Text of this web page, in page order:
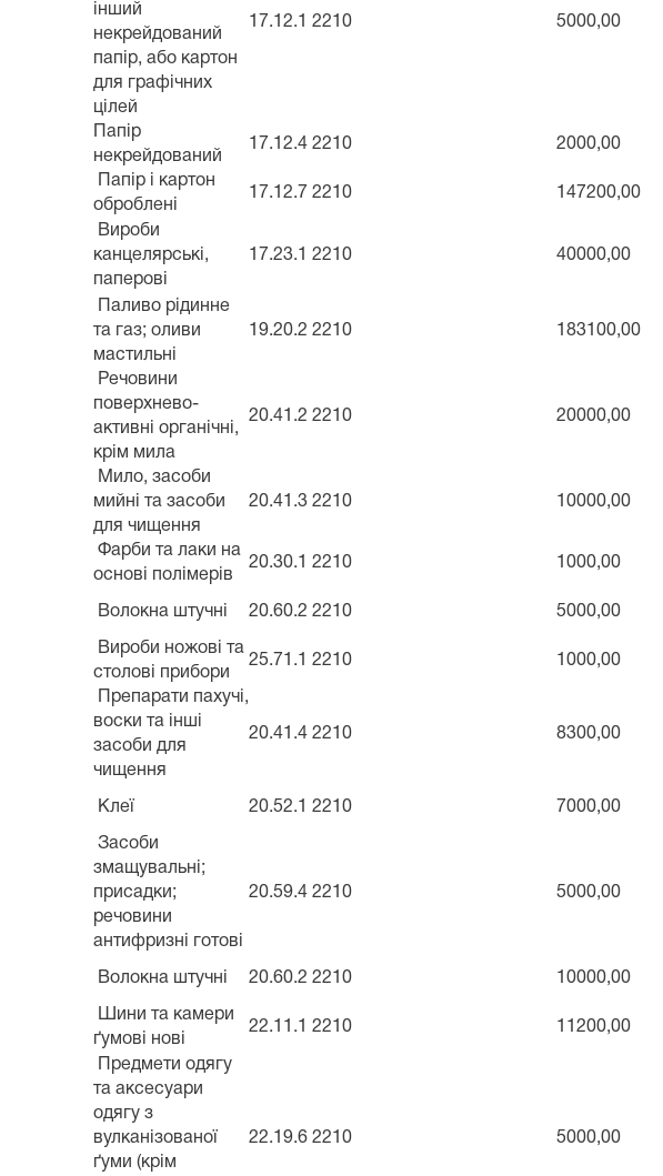
інший
некрейдований
папір, або картон
для графічних
цілей
17.12.1 2210 5000,00
Папір
некрейдований
17.12.4 2210 2000,00
Папір і картон
оброблені
17.12.7 2210 147200,00
Вироби
канцелярські,
паперові
17.23.1 2210 40000,00
Паливо рідинне
та газ; оливи
мастильні
19.20.2 2210 183100,00
Речовини
поверхнево-
активні органічні,
крім мила
20.41.2 2210 20000,00
Мило, засоби
мийні та засоби
для чищення
20.41.3 2210 10000,00
Фарби та лаки на
основі полімерів
20.30.1 2210 1000,00
Волокна штучні 20.60.2 2210 5000,00
Вироби ножові та
столові прибори
25.71.1 2210 1000,00
Препарати пахучі,
воски та інші
засоби для
чищення
20.41.4 2210 8300,00
Клеї 20.52.1 2210 7000,00
Засоби
змащувальні;
присадки;
речовини
антифризні готові
20.59.4 2210 5000,00
Волокна штучні 20.60.2 2210 10000,00
Шини та камери
ґумові нові
22.11.1 2210 11200,00
Предмети одягу
та аксесуари
одягу з
вулканізованої
ґуми (крім
22.19.6 2210 5000,00